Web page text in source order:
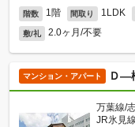
階数 1階 間取り 1LDK
敷/礼 2.0ヶ月/不要
マンション・アパート Ｄ—
万葉線/
JR氷見